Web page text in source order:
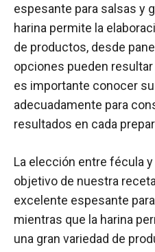
espesante para salsas y
harina permite la
de productos, desde
opciones pueden
es importante conocer
adecuadamente para
resultados en cada
La elección entre fécula
objetivo de nuestra
excelente espesante
mientras que la harina
una gran variedad de